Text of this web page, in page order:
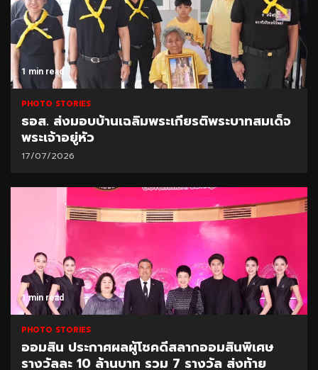
1 min read
PHOTO STORIES
ธอส. ส่งมอบบ้านเฉลิมพระเกียรติพระบาทสมเด็จ
พระเจ้าอยู่หัว
17/07/2026
1 min read
PHOTO STORIES
ออมสิน ประกาศผลผู้โชคดีสลากออมสินพิเศษ
รางวัลละ 10 ล้านบาท รวม 7 รางวัล ส่งท้าย